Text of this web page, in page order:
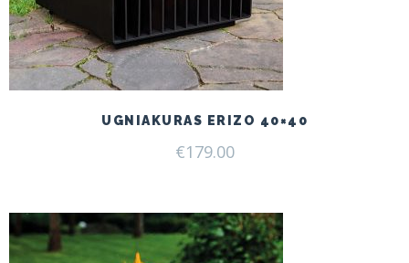
UGNIAKURAS ERIZO 40×40
€179.00